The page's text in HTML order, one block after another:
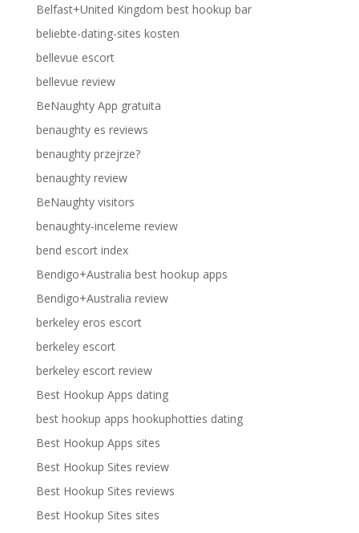
Belfast+United Kingdom best hookup bar
beliebte-dating-sites kosten
bellevue escort
bellevue review
BeNaughty App gratuita
benaughty es reviews
benaughty przejrze?
benaughty review
BeNaughty visitors
benaughty-inceleme review
bend escort index
Bendigo+Australia best hookup apps
Bendigo+Australia review
berkeley eros escort
berkeley escort
berkeley escort review
Best Hookup Apps dating
best hookup apps hookuphotties dating
Best Hookup Apps sites
Best Hookup Sites review
Best Hookup Sites reviews
Best Hookup Sites sites